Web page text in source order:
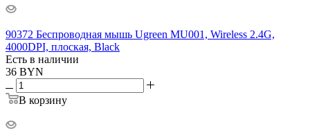
90372 Беспроводная мышь Ugreen MU001, Wireless 2.4G,
4000DPI, плоская, Black
Есть в наличии
36 BYN
В корзину